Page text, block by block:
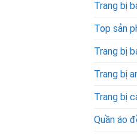
Trang bị
Top sản
Trang bị
Trang bị
Trang bị
Quần áo